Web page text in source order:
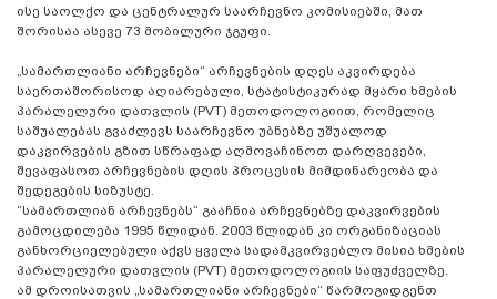
ისე საოლქო და ცენტრალურ საარჩევნო კომისიებში, მათ
შორისაა ასევე 73 მობილური ჯგუფი.
„სამართლიანი არჩევნები“ არჩევნების დღეს აკვირდება
საერთაშორისოდ აღიარებული, სტატისტიკურად მყარი ხმების
პარალელური დათვლის (PVT) მეთოდოლოგიით, რომელიც
საშუალებას გვაძლევს საარჩევნო უბნებზე უშუალოდ
დაკვირვების გზით სწრაფად აღმოვაჩინოთ დარღვევები,
შევაფასოთ არჩევნების დღის პროცესის მიმდინარეობა და
შედეგების სიზუსტე.
“სამართლიან არჩევნებს“ გააჩნია არჩევნებზე დაკვირვების
გამოცდილება 1995 წლიდან. 2003 წლიდან კი ორგანიზაციას
განხორციელებული აქვს ყველა სადამკვირვებლო მისია ხმების
პარალელური დათვლის (PVT) მეთოდოლოგიის საფუძველზე.
ამ დროისათვის „სამართლიანი არჩევნები“ წარმოგიდგენთ